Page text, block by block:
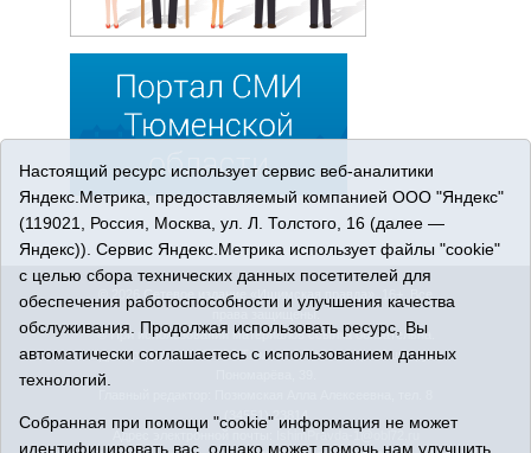
© 2026 Сетевое издание «Ишимская правда». 16+. Все
права защищены.
© При использовании материалов ссылка обязательна.
Адрес редакции: 627750 Тюменская область, г. Ишим, ул.
(34551) 23814
Адрес электронной почты:
IshimPravda-1@obl72.ru
Настоящий ресурс использует сервис веб-аналитики
Яндекс.Метрика, предоставляемый компанией ООО "Яндекс"
(119021, Россия, Москва, ул. Л. Толстого, 16 (далее —
Яндекс)). Сервис Яндекс.Метрика использует файлы "cookie"
с целью сбора технических данных посетителей для
обеспечения работоспособности и улучшения качества
обслуживания. Продолжая использовать ресурс, Вы
автоматически соглашаетесь с использованием данных
технологий.
Собранная при помощи "cookie" информация не может
идентифицировать вас, однако может помочь нам улучшить